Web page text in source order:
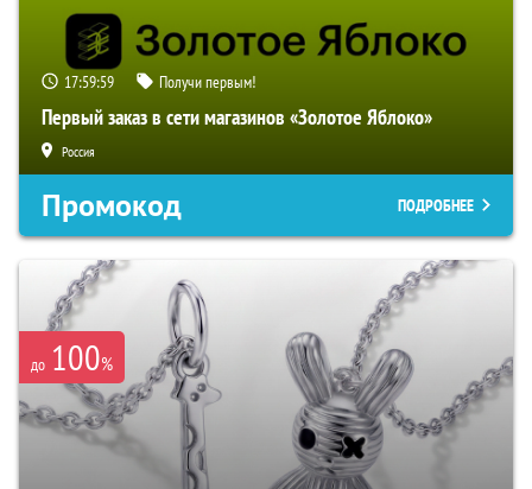
17:59:58 Получи первым!
Первый заказ в сети магазинов «Золотое Яблоко»
Россия
Промокод ПОДРОБНЕЕ
до 100%